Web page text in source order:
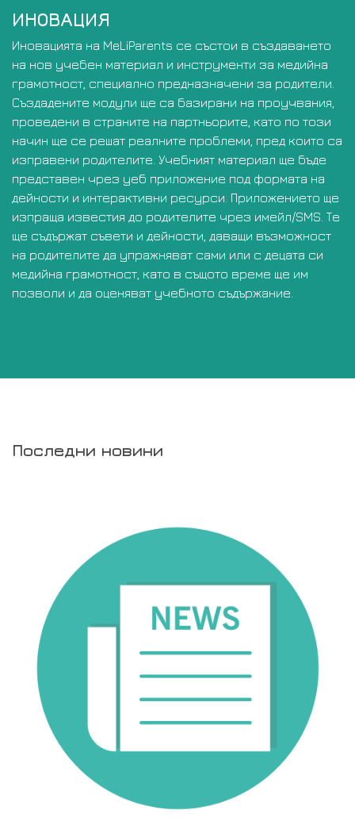
ИНОВАЦИЯ
Иновацията на MeLiParents се състои в създаването
на нов учебен материал и инструменти за медийна
грамотност, специално предназначени за родители.
Създадените модули ще са базирани на проучвания,
проведени в страните на партньорите, като по този
начин ще се решат реалните проблеми, пред които са
изправени родителите. Учебният материал ще бъде
представен чрез уеб приложение под формата на
дейности и интерактивни ресурси. Приложението ще
изпраща известия до родителите чрез имейл/SMS . Те
ще съдържат съвети и дейности, даващи възможност
на родителите да упражняват сами или с децата си
медийна грамотност, като в същото време ще им
позволи и да оценяват учебното съдържание.
Последни новини